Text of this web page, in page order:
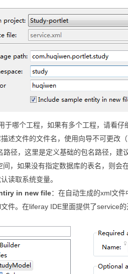
于哪个工程，如果有多个工程，请看仔
述文件的文件名，使用向导不可更改
路径，这里是定义基础的包名路径，建
间，如果没有指定数据库的表名，则会
读取系统变量。
in new file：在自动生成的xml文件
件。在liferay IDE里面提供了service